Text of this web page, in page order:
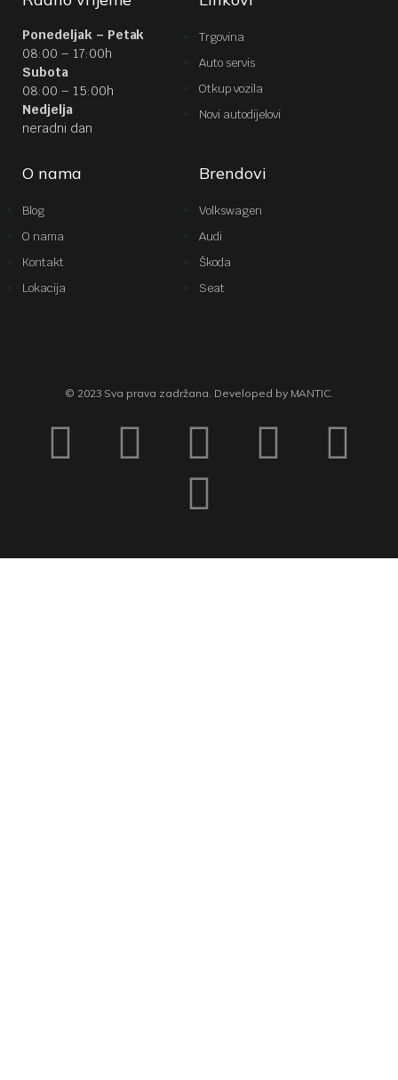
Ponedeljak – Petak
08:00 – 17:00h
Subota
08:00 – 15:00h
Nedjelja
neradni dan
Trgovina
Auto servis
Otkup vozila
Novi autodijelovi
O nama
Blog
O nama
Kontakt
Lokacija
Brendovi
Volkswagen
Audi
Škoda
Seat
© 2023 Sva prava zadržana. Developed by MANTIC.